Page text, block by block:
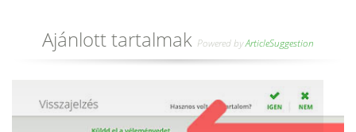
Ajánlott tartalmak Powered byArticleSuggestion